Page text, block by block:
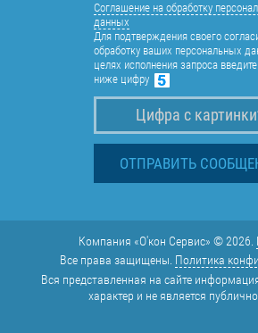
Соглашение на обработку
данных
Для подтверждения своего
обработку ваших персональных
целях исполнения запроса
ниже цифру
Компания «О'кон Сервис» © 2026.
Все права защищены. Политика
Вся представленная на сайте
характер и не является